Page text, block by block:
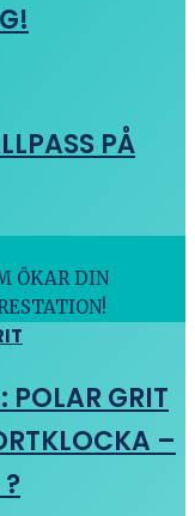
PÅ
ÖKAR DIN
POLAR GRIT
–